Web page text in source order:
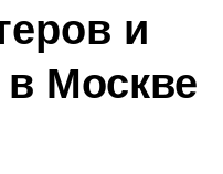
и
в Москве